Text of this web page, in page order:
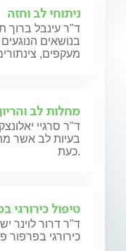
ניתוחי לב וחזה
ד"ר עינבל ברוך
בנושאים הנוגעים
מעקפים,
מחלות לב
ד"ר סרגיי
בעיות לב אשר
כעת.
טיפול כירורגי
ד"ר דרור לוינר
כירורגי בפרפור